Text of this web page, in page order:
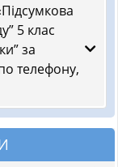
5 клас
за
телефону,